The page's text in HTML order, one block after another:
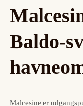
Baldo-
Malcesine er